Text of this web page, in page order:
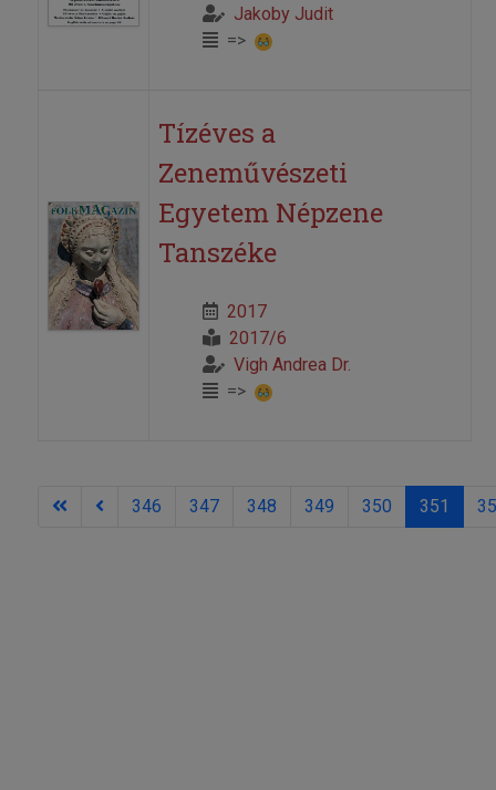
Jakoby Judit
=>
Tízéves a
Zeneművészeti
Egyetem Népzene
Tanszéke
2017
2017/6
Vigh Andrea Dr.
=>
346 347 348 349 350 351